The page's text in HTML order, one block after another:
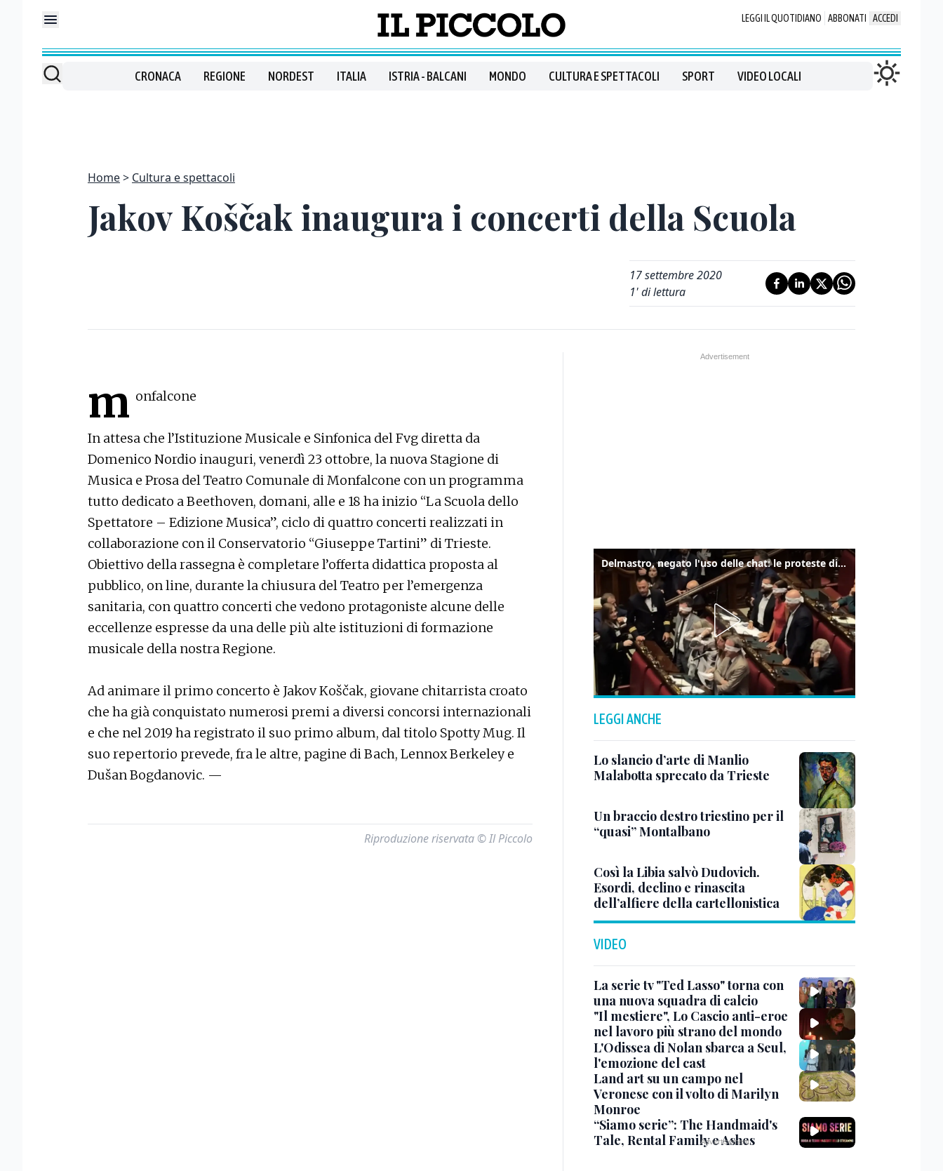
LEGGI IL QUOTIDIANO ABBONATI ACCEDI
CRONACA REGIONE NORDEST ITALIA ISTRIA - BALCANI MONDO CULTURA E SPETTACOLI SPORT VIDEO LOCALI
Home Cultura e spettacoli
Jakov Koščak inaugura i concerti della Scuola
17 settembre 2020
1' di lettura
m onfalcone
In attesa che l’Istituzione Musicale e Sinfonica del Fvg diretta da
Domenico Nordio inauguri, venerdì 23 ottobre, la nuova Stagione di
Musica e Prosa del Teatro Comunale di Monfalcone con un programma
tutto dedicato a Beethoven, domani, alle e 18 ha inizio “La Scuola dello
Spettatore – Edizione Musica”, ciclo di quattro concerti realizzati in
collaborazione con il Conservatorio “Giuseppe Tartini” di Trieste.
Obiettivo della rassegna è completare l’offerta didattica proposta al
pubblico, on line, durante la chiusura del Teatro per l’emergenza
sanitaria, con quattro concerti che vedono protagoniste alcune delle
eccellenze espresse da una delle più alte istituzioni di formazione
musicale della nostra Regione.
Ad animare il primo concerto è Jakov Koščak, giovane chitarrista croato
che ha già conquistato numerosi premi a diversi concorsi internazionali
e che nel 2019 ha registrato il suo primo album, dal titolo Spotty Mug. Il
suo repertorio prevede, fra le altre, pagine di Bach, Lennox Berkeley e
Dušan Bogdanovic. —
Riproduzione riservata © Il Piccolo
Delmastro, negato l'uso delle chat: le proteste di Avs e M5s
LEGGI ANCHE
Lo slancio d’arte di Manlio
Malabotta sprecato da Trieste
Un braccio destro triestino per il
“quasi” Montalbano
Così la Libia salvò Dudovich.
Esordi, declino e rinascita
dell’alfiere della cartellonistica
VIDEO
La serie tv "Ted Lasso" torna con
una nuova squadra di calcio
"Il mestiere", Lo Cascio anti-eroe
nel lavoro più strano del mondo
L'Odissea di Nolan sbarca a Seul,
l'emozione del cast
Land art su un campo nel
Veronese con il volto di Marilyn
Monroe
“Siamo serie”: The Handmaid's
Tale, Rental Family e Ashes